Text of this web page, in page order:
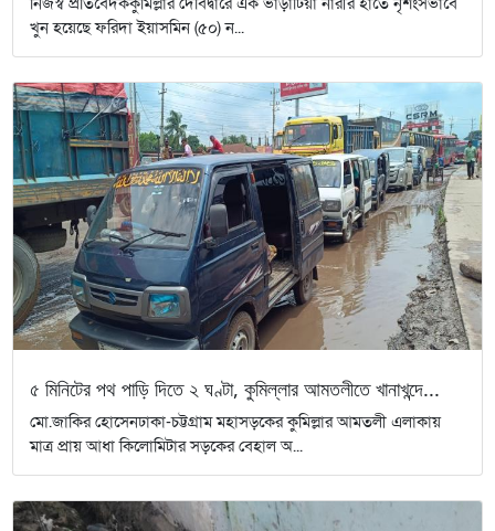
খুন হয়েছে ফরিদা ইয়াসমিন (৫০) ন...
৫ মিনিটের পথ পাড়ি দিতে ২ ঘণ্টা, কুমিল্লার আমতলীতে খানাখন্দে...
মো.জাকির হোসেনঢাকা-চট্টগ্রাম মহাসড়কের কুমিল্লার আমতলী এলাকায়
মাত্র প্রায় আধা কিলোমিটার সড়কের বেহাল অ...